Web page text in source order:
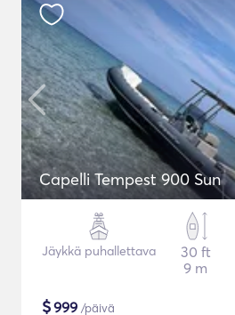
Capelli Tempest 900 Sun
Jäykkä puhallettava
30 ft
9 m
$999 /päivä